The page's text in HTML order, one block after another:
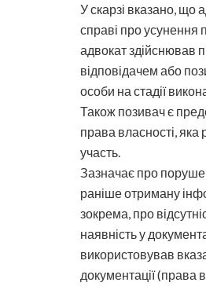
У скарзі вказано, що
справі про усунення
адвокат здійснював
відповідачем або
особи на стадії
Також позивач є
права власності,
участь.
Зазначає про
раніше отриману
зокрема, про
наявність у
використовував
документації (права